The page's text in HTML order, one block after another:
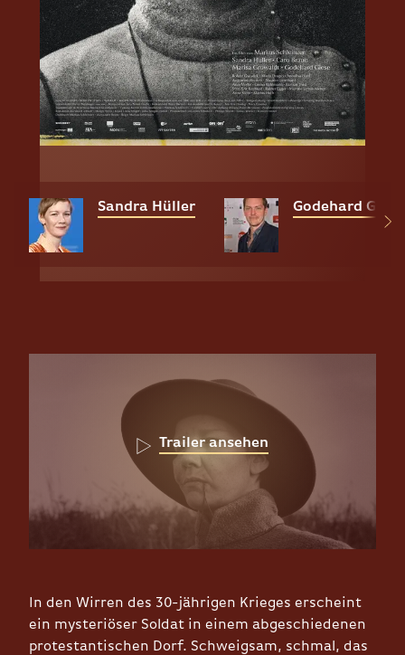
Sandra Hüller Godehard Giese
Trailer ansehen
In den Wirren des 30-jährigen Krieges erscheint
ein mysteriöser Soldat in einem abgeschiedenen
protestantischen Dorf. Schweigsam, schmal, das